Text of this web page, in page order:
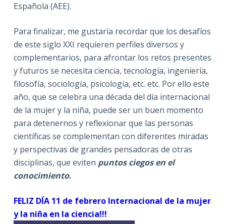
Española (AEE).
Para finalizar, me gustaría recordar que los desafíos
de este siglo XXI requieren perfiles diversos y
complementarios, para afrontar los retos presentes
y futuros se necesita ciencia, tecnología, ingeniería,
filosofía, sociología, psicología, etc. etc. Por ello este
año, que se celebra una década del día internacional
de la mujer y la niña, puede ser un buen momento
para detenernos y reflexionar que las personas
científicas se complementan con diferentes miradas
y perspectivas de grandes pensadoras de otras
disciplinas, que eviten puntos ciegos en el
conocimiento.
FELIZ DÍA 11 de febrero Internacional de la mujer
y la niña en la ciencia!!!